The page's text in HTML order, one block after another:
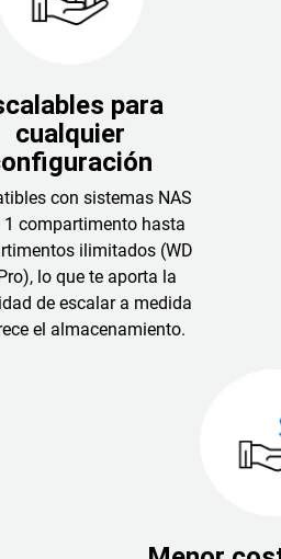
para
cualquier
con sistemas NAS
1 compartimento hasta
ilimitados (WD
lo que te aporta la
de escalar a medida
el almacenamiento.